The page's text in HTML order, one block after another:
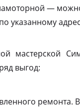
—
указанному
мастерской
выгод:
ремонта.